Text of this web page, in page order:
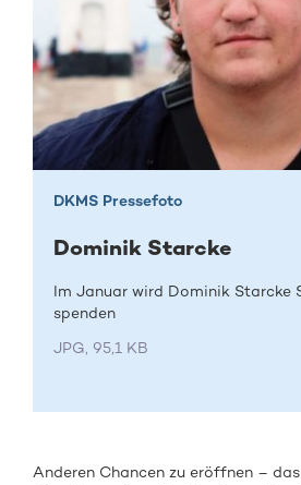
DKMS Pressefoto
Dominik Starcke
Im Januar wird Dominik Starcke
spenden
JPG, 95,1 KB
Anderen Chancen zu eröffnen –